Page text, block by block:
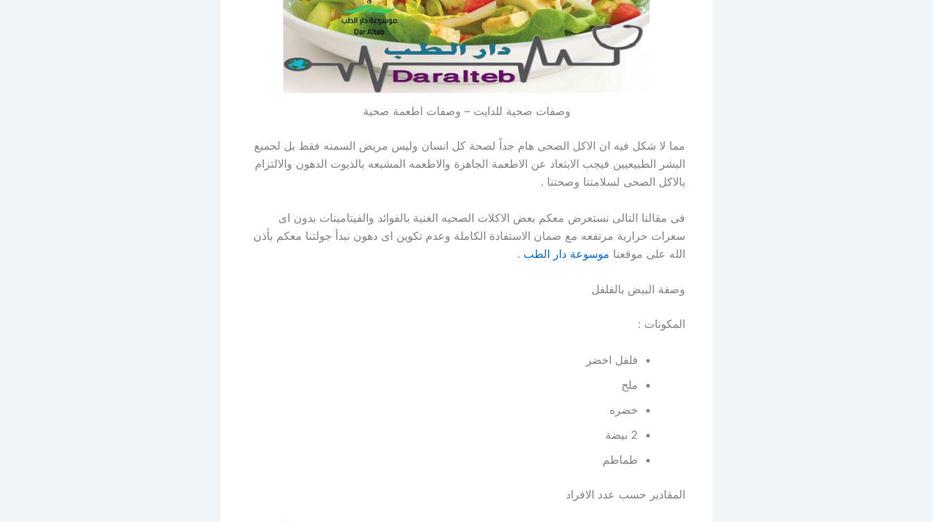
وصفات صحية للدايت – وصفات اطعمة صحية
مما لا شكل فيه ان الاكل الصحى هام جداً لصحة كل انسان وليس مريض السمنه فقط بل لجميع
البشر الطبيعيين فيجب الابتعاد عن الاطعمة الجاهزة والاطعمه المشبعه بالذيوت الدهون والالتزام
بالاكل الصحى لسلامتنا وصحتنا .
فى مقالنا التالى نستعرض معكم بعض الاكلات الصحيه الغنية بالفوائد والفيتامينات بدون اى
سعرات حرارية مرتفعه مع ضمان الاستفادة الكاملة وعدم تكوين اى دهون نبدأ جولتنا معكم بأذن
الله على موقعنا موسوعة دار الطب .
وصفة البيض بالفلفل
المكونات :
فلفل اخضر
ملح
خضره
2 بيضة
طماطم
المقادير حسب عدد الافراد